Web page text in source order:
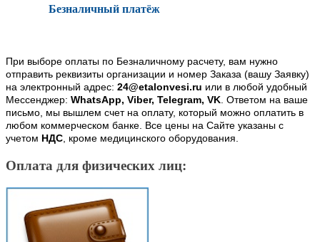
Безналичный платёж
При выборе оплаты по Безналичному расчету, вам нужно
отправить реквизиты организации и номер Заказа (вашу Заявку)
на электронный адрес: 24@etalonvesi.ru или в любой удобный
Мессенджер: WhatsApp, Viber, Telegram, VK. Ответом на ваше
письмо, мы вышлем счет на оплату, который можно оплатить в
любом коммерческом банке. Все цены на Сайте указаны с
учетом НДС, кроме медицинского оборудования.
Оплата для физических лиц: